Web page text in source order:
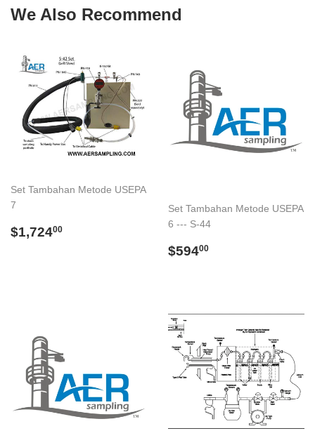
We Also Recommend
Set Tambahan Metode USEPA
7
Regular
$1,72400
Set Tambahan Metode USEPA
6 --- S-44
Regular
$59400